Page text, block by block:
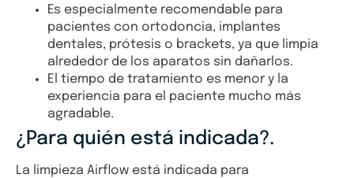
Es especialmente recomendable para
pacientes con ortodoncia, implantes
dentales, prótesis o brackets, ya que limpia
alrededor de los aparatos sin dañarlos.
El tiempo de tratamiento es menor y la
experiencia para el paciente mucho más
agradable.
¿Para quién está indicada?.
La limpieza Airflow está indicada para